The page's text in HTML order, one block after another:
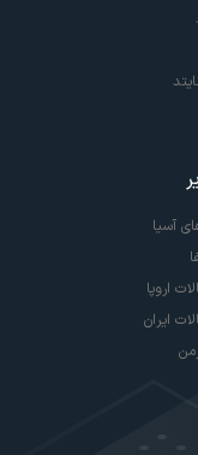
آسیا
اروپا
ایران